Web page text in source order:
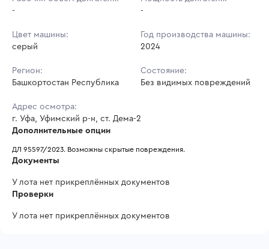
-
-
Цвет машины:
серый
Год производства машины:
2024
Регион:
Башкортостан Республика
Состояние:
Без видимых повреждений
Адрес осмотра:
г. Уфа, Уфимский р-н, ст. Дема-2
Дополнительные опции
ДЛ 95597/2023. Возможны скрытые повреждения.
Документы
У лота нет прикреплённых документов
Проверки
У лота нет прикреплённых документов